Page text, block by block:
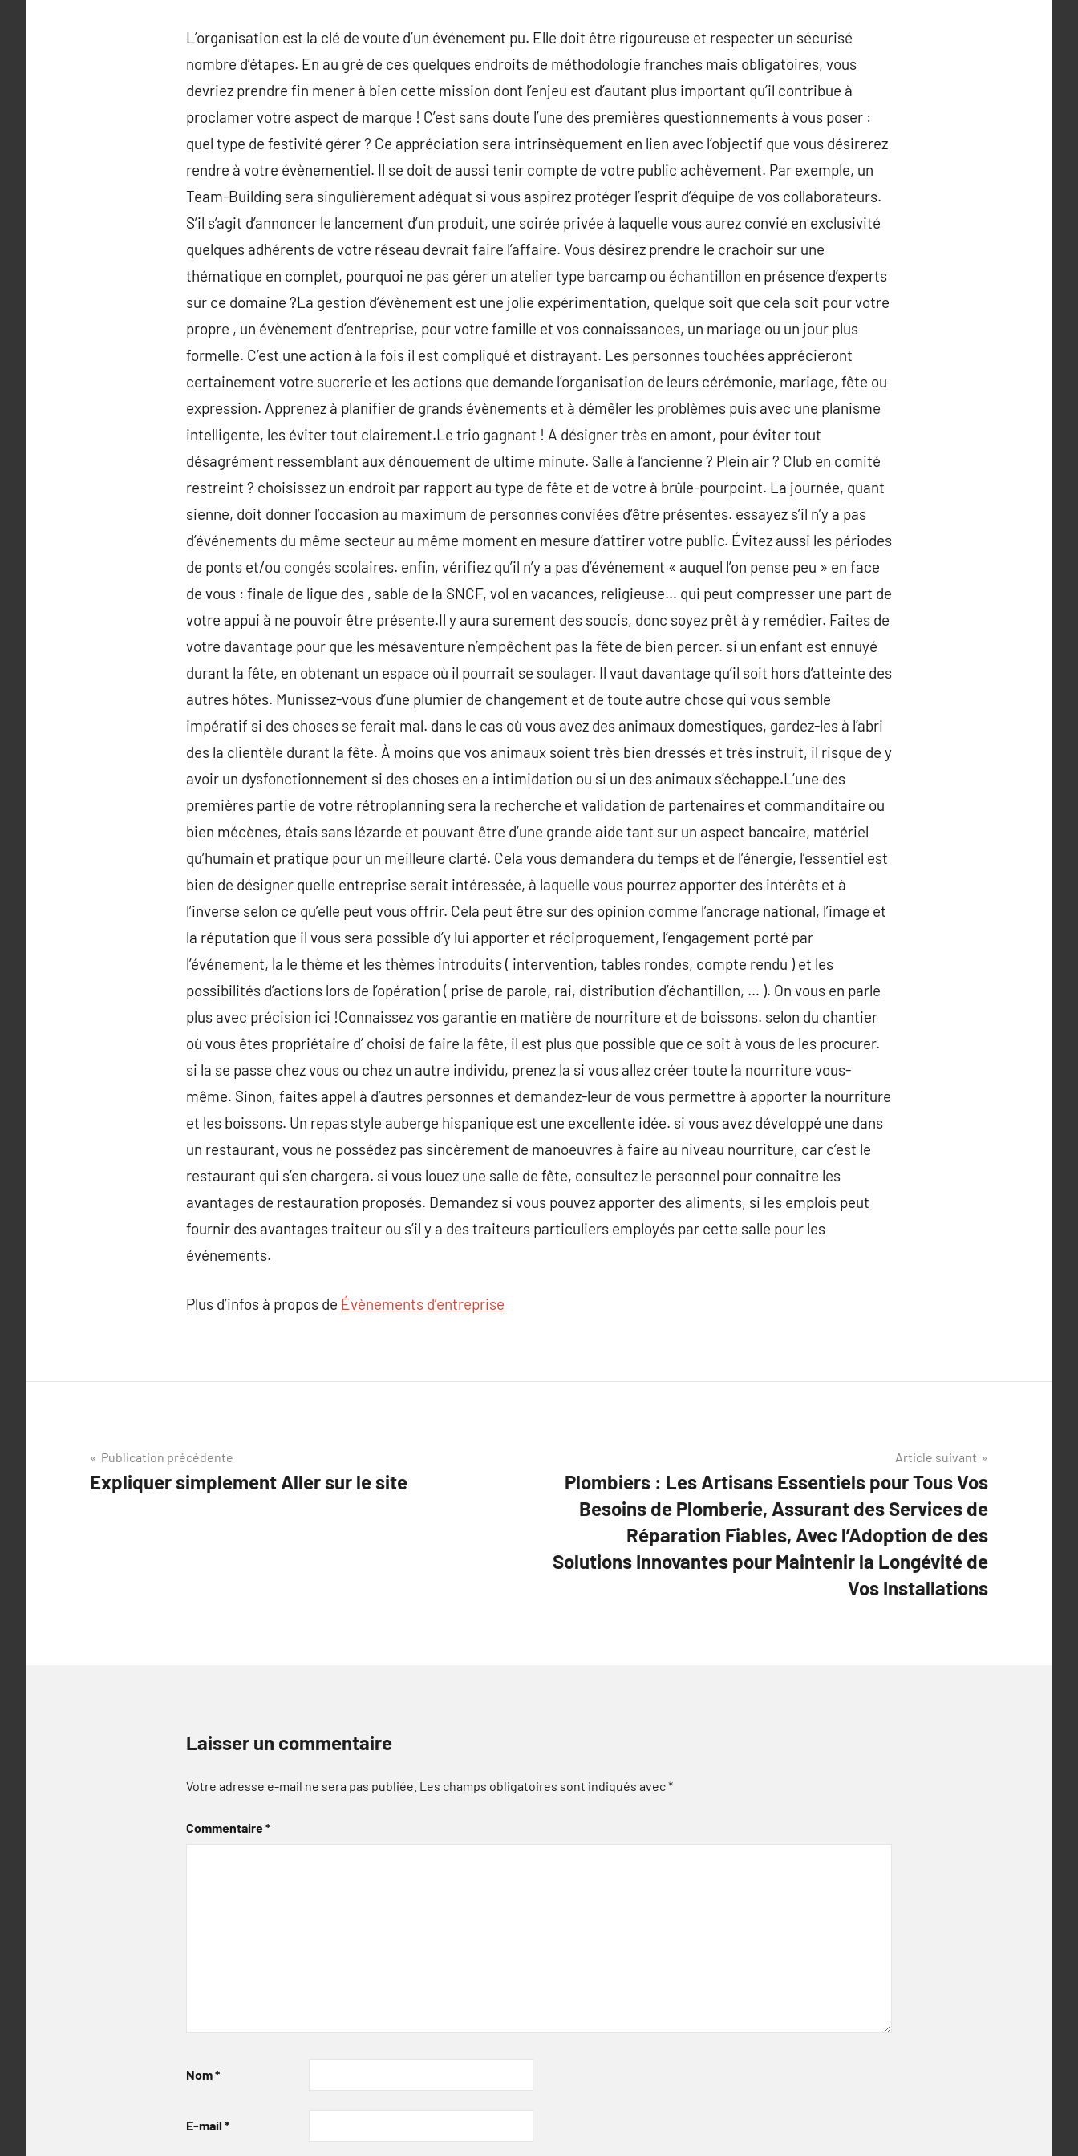
L’organisation est la clé de voute d’un événement pu. Elle doit être rigoureuse et respecter un sécurisé
nombre d’étapes. En au gré de ces quelques endroits de méthodologie franches mais obligatoires, vous
devriez prendre fin mener à bien cette mission dont l’enjeu est d’autant plus important qu’il contribue à
proclamer votre aspect de marque ! C’est sans doute l’une des premières questionnements à vous poser :
quel type de festivité gérer ? Ce appréciation sera intrinsèquement en lien avec l’objectif que vous désirerez
rendre à votre évènementiel. Il se doit de aussi tenir compte de votre public achèvement. Par exemple, un
Team-Building sera singulièrement adéquat si vous aspirez protéger l’esprit d’équipe de vos collaborateurs.
S’il s’agit d’annoncer le lancement d’un produit, une soirée privée à laquelle vous aurez convié en exclusivité
quelques adhérents de votre réseau devrait faire l’affaire. Vous désirez prendre le crachoir sur une
thématique en complet, pourquoi ne pas gérer un atelier type barcamp ou échantillon en présence d’experts
sur ce domaine ?La gestion d’évènement est une jolie expérimentation, quelque soit que cela soit pour votre
propre , un évènement d’entreprise, pour votre famille et vos connaissances, un mariage ou un jour plus
formelle. C’est une action à la fois il est compliqué et distrayant. Les personnes touchées apprécieront
certainement votre sucrerie et les actions que demande l’organisation de leurs cérémonie, mariage, fête ou
expression. Apprenez à planifier de grands évènements et à démêler les problèmes puis avec une planisme
intelligente, les éviter tout clairement.Le trio gagnant ! A désigner très en amont, pour éviter tout
désagrément ressemblant aux dénouement de ultime minute. Salle à l’ancienne ? Plein air ? Club en comité
restreint ? choisissez un endroit par rapport au type de fête et de votre à brûle-pourpoint. La journée, quant
sienne, doit donner l’occasion au maximum de personnes conviées d’être présentes. essayez s’il n’y a pas
d’événements du même secteur au même moment en mesure d’attirer votre public. Évitez aussi les périodes
de ponts et/ou congés scolaires. enfin, vérifiez qu’il n’y a pas d’événement « auquel l’on pense peu » en face
de vous : finale de ligue des , sable de la SNCF, vol en vacances, religieuse… qui peut compresser une part de
votre appui à ne pouvoir être présente.Il y aura surement des soucis, donc soyez prêt à y remédier. Faites de
votre davantage pour que les mésaventure n’empêchent pas la fête de bien percer. si un enfant est ennuyé
durant la fête, en obtenant un espace où il pourrait se soulager. Il vaut davantage qu’il soit hors d’atteinte des
autres hôtes. Munissez-vous d’une plumier de changement et de toute autre chose qui vous semble
impératif si des choses se ferait mal. dans le cas où vous avez des animaux domestiques, gardez-les à l’abri
des la clientèle durant la fête. À moins que vos animaux soient très bien dressés et très instruit, il risque de y
avoir un dysfonctionnement si des choses en a intimidation ou si un des animaux s’échappe.L’une des
premières partie de votre rétroplanning sera la recherche et validation de partenaires et commanditaire ou
bien mécènes, étais sans lézarde et pouvant être d’une grande aide tant sur un aspect bancaire, matériel
qu’humain et pratique pour un meilleure clarté. Cela vous demandera du temps et de l’énergie, l’essentiel est
bien de désigner quelle entreprise serait intéressée, à laquelle vous pourrez apporter des intérêts et à
l’inverse selon ce qu’elle peut vous offrir. Cela peut être sur des opinion comme l’ancrage national, l’image et
la réputation que il vous sera possible d’y lui apporter et réciproquement, l’engagement porté par
l’événement, la le thème et les thèmes introduits ( intervention, tables rondes, compte rendu ) et les
possibilités d’actions lors de l’opération ( prise de parole, rai, distribution d’échantillon, … ). On vous en parle
plus avec précision ici !Connaissez vos garantie en matière de nourriture et de boissons. selon du chantier
où vous êtes propriétaire d’ choisi de faire la fête, il est plus que possible que ce soit à vous de les procurer.
si la se passe chez vous ou chez un autre individu, prenez la si vous allez créer toute la nourriture vous-
même. Sinon, faites appel à d’autres personnes et demandez-leur de vous permettre à apporter la nourriture
et les boissons. Un repas style auberge hispanique est une excellente idée. si vous avez développé une dans
un restaurant, vous ne possédez pas sincèrement de manoeuvres à faire au niveau nourriture, car c’est le
restaurant qui s’en chargera. si vous louez une salle de fête, consultez le personnel pour connaitre les
avantages de restauration proposés. Demandez si vous pouvez apporter des aliments, si les emplois peut
fournir des avantages traiteur ou s’il y a des traiteurs particuliers employés par cette salle pour les
événements.
Plus d’infos à propos de Évènements d’entreprise
Navigation
de
Publication précédente
Expliquer simplement Aller sur le site
Article suivant
Plombiers : Les Artisans Essentiels pour Tous Vos
Besoins de Plomberie, Assurant des Services de
Réparation Fiables, Avec l’Adoption de des
Solutions Innovantes pour Maintenir la Longévité de
Vos Installations
Laisser un commentaire
Votre adresse e-mail ne sera pas publiée. Les champs obligatoires sont indiqués avec*
Commentaire*
Nom*
E-mail *